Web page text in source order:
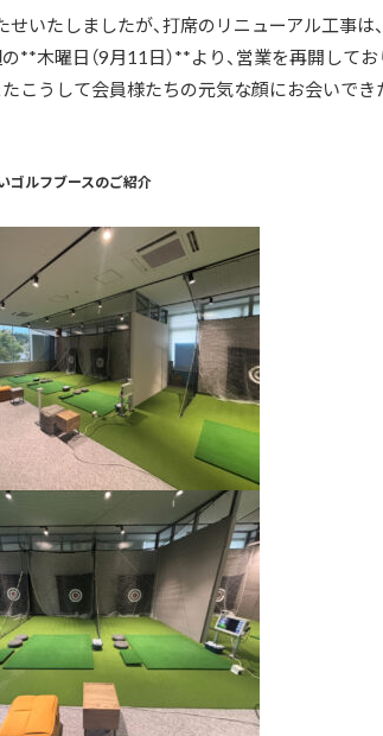
せいたしましたが、打席のリニューアル工事は
**木曜日（9月11日）**より、営業を再開して
たこうして会員様たちの元気な顔にお会いでき
ゴルフブースのご紹介